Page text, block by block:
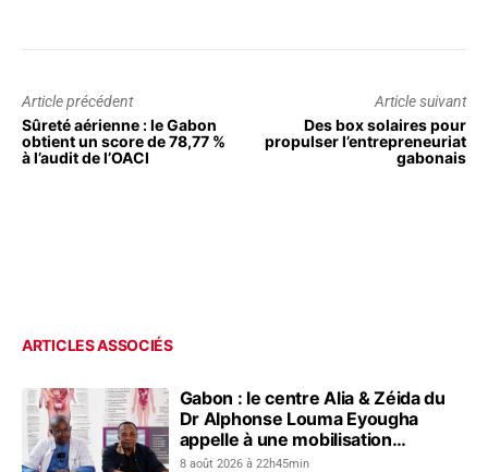
Article précédent
Sûreté aérienne : le Gabon
obtient un score de 78,77 %
à l’audit de l’OACI
Article suivant
Des box solaires pour
propulser l’entrepreneuriat
gabonais
ARTICLES ASSOCIÉS
Gabon : le centre Alia & Zéida du
Dr Alphonse Louma Eyougha
appelle à une mobilisation
collective contre les addictions
8 août 2026 à 22h45min